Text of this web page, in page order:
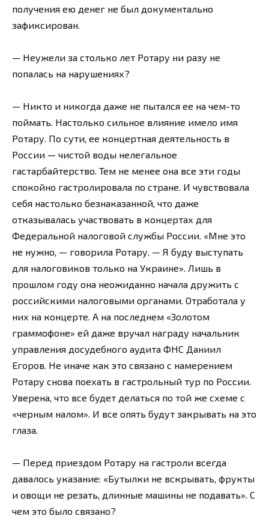
получения ею денег не был документально
зафиксирован.
— Неужели за столько лет Ротару ни разу не
попалась на нарушениях?
— Никто и никогда даже не пытался ее на чем-то
поймать. Настолько сильное влияние имело имя
Ротару. По сути, ее концертная деятельность в
России — чистой воды нелегальное
гастарбайтерство. Тем не менее она все эти годы
спокойно гастролировала по стране. И чувствовала
себя настолько безнаказанной, что даже
отказывалась участвовать в концертах для
Федеральной налоговой службы России. «Мне это
не нужно, — говорила Ротару. — Я буду выступать
для налоговиков только на Украине». Лишь в
прошлом году она неожиданно начала дружить с
российскими налоговыми органами. Отработала у
них на концерте. А на последнем «Золотом
граммофоне» ей даже вручал награду начальник
управления досудебного аудита ФНС Даниил
Егоров. Не иначе как это связано с намерением
Ротару снова поехать в гастрольный тур по России.
Уверена, что все будет делаться по той же схеме с
«черным налом». И все опять будут закрывать на это
глаза.
— Перед приездом Ротару на гастроли всегда
давалось указание: «Бутылки не вскрывать, фрукты
и овощи не резать, длинные машины не подавать». С
чем это было связано?